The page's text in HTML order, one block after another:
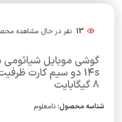
13 نفر در حال مشاهده
8 گیگابایت
شناسه محصول: نامعلوم